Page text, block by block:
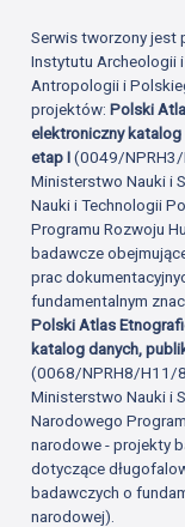
Serwis tworzony jest
Instytutu Archeologii
Antropologii i
projektów:Polski
elektroniczny
etap I(0049/
Ministerstwo Nauki i
Nauki i Technologii
Programu Rozwoju
badawcze
prac
fundamentalnym
Polski Atlas
katalog danych,
(0068/NPRH8/H11/
Ministerstwo Nauki i
Narodowego
narodowe - projekty
dotyczące
badawczych o
narodowej).